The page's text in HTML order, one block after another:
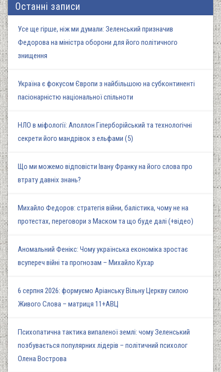
Останні записи
Усе ще гірше, ніж ми думали: Зеленський призначив
Федорова на міністра оборони для його політичного
знищення
Україна є фокусом Європи з найбільшою на субконтиненті
пасіонарністю національної спільноти
НЛО в міфології: Аполлон Гіперборійський та технологічні
секрети його мандрівок з ельфами (5)
Що ми можемо відповісти Івану Франку на його слова про
втрату давніх знань?
Михайло Федоров: стратегія війни, балістика, чому не на
протестах, переговори з Маском та що буде далі (+відео)
Аномальний Фенікс: Чому українська економіка зростає
всупереч війні та прогнозам – Михайло Кухар
6 серпня 2026: формуємо Аріанську Вільну Церкву силою
Живого Слова – матриця 11+АВЦ
Психопатична тактика випаленої землі: чому Зеленський
позбувається популярних лідерів – політичний психолог
Олена Вострова